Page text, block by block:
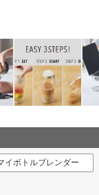
イボトルブレンダー